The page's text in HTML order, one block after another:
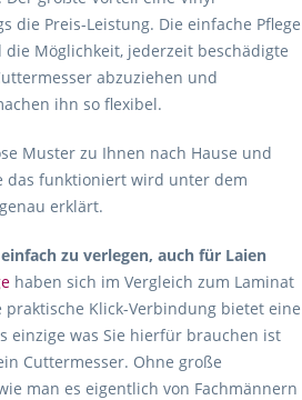
die Preis-Leistung. Die einfache Pflege
Möglichkeit, jederzeit beschädigte
abzuziehen und
ihn so flexibel.
Muster zu Ihnen nach Hause und
das funktioniert wird unter dem
genau erklärt.
zu verlegen, auch für Laien
haben sich im Vergleich zum Laminat
Klick-Verbindung bietet eine
einzige was Sie hierfür brauchen ist
Cuttermesser. Ohne große
man es eigentlich von Fachmännern